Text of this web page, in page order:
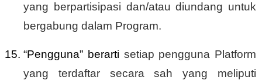
yang berpartisipasi dan/atau diundang untuk
bergabung dalam Program.
“Pengguna” berarti setiap pengguna Platform
yang terdaftar secara sah yang meliputi